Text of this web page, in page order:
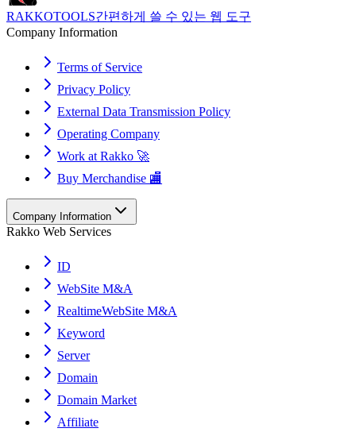
RAKKOTOOLS간편하게 쓸 수 있는 웹 도구
Company Information
Terms of Service
Privacy Policy
External Data Transmission Policy
Operating Company
Work at Rakko 🚀
Buy Merchandise 🏬
Company Information
Rakko Web Services
ID
WebSite M&A
RealtimeWebSite M&A
Keyword
Server
Domain
Domain Market
Affiliate